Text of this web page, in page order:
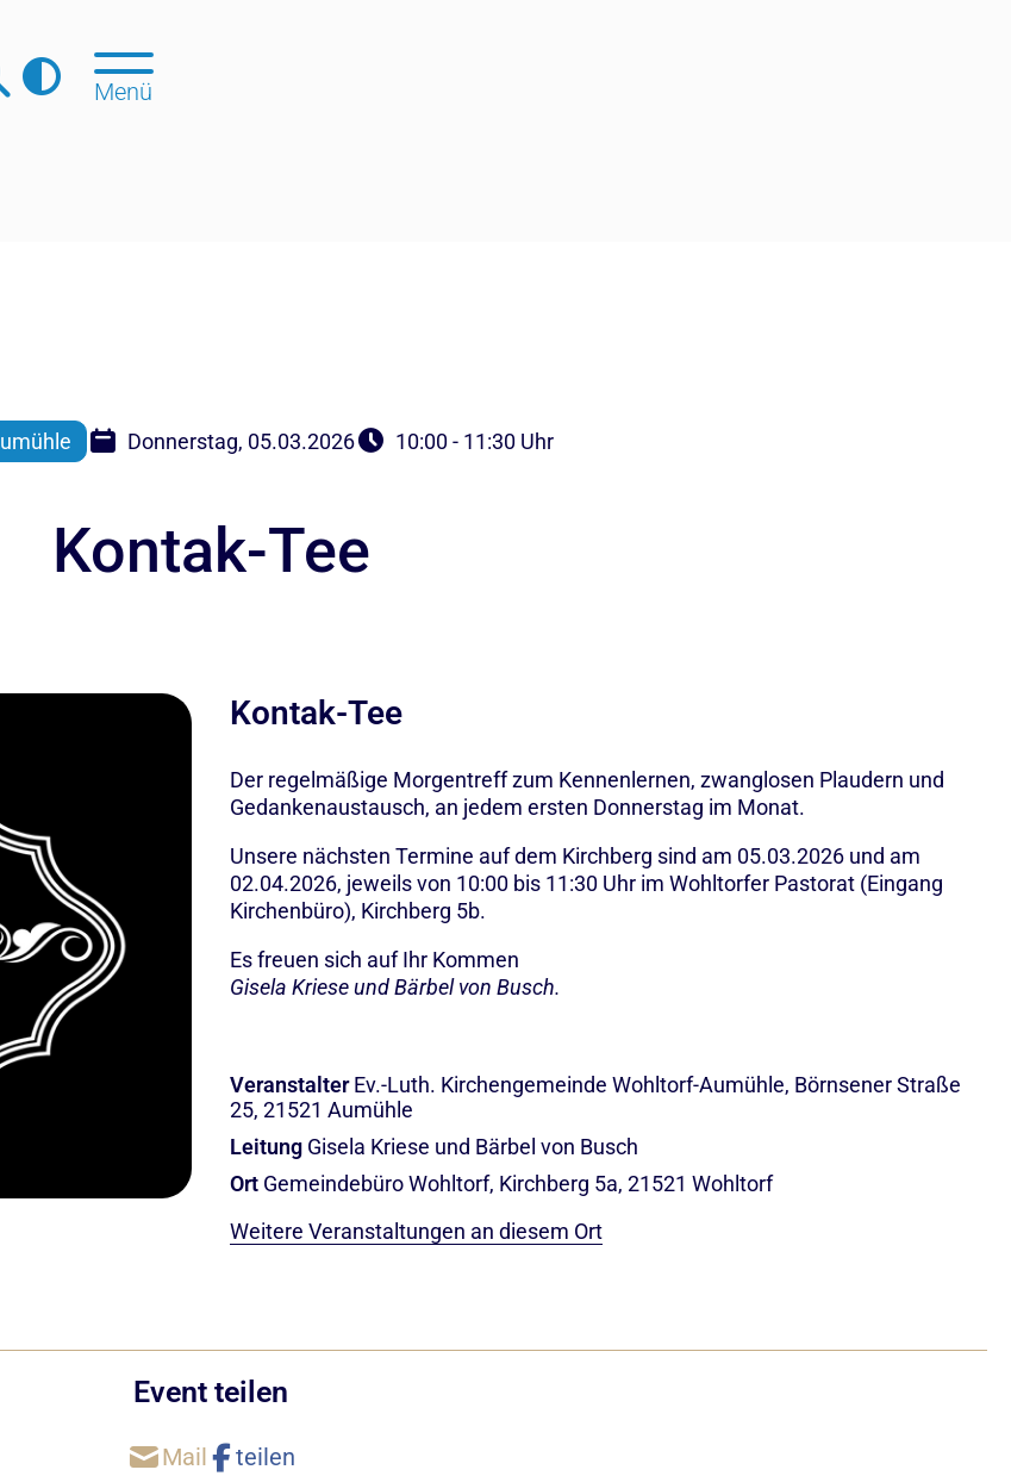
Menü
Donnerstag, 05.03.2026 10:00 - 11:30 Uhr
Kontak-Tee
Kontak-Tee
Der regelmäßige Morgentreff zum Kennenlernen, zwanglosen Plaudern und
Gedankenaustausch, an jedem ersten Donnerstag im Monat.
Unsere nächsten Termine auf dem Kirchberg sind am 05.03.2026 und am
02.04.2026, jeweils von 10:00 bis 11:30 Uhr im Wohltorfer Pastorat (Eingang
Kirchenbüro), Kirchberg 5b.
Es freuen sich auf Ihr Kommen
Gisela Kriese und Bärbel von Busch.
Veranstalter Ev.-Luth. Kirchengemeinde Wohltorf-Aumühle, Börnsener Straße
25, 21521 Aumühle
Leitung Gisela Kriese und Bärbel von Busch
Ort Gemeindebüro Wohltorf, Kirchberg 5a, 21521 Wohltorf
Weitere Veranstaltungen an diesem Ort
Event teilen